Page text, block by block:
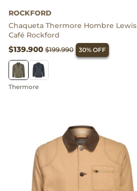
ROCKFORD
Chaqueta Thermore Hombre Lewis
Café Rockford
$139.900$199.990 30% OFF
Thermore